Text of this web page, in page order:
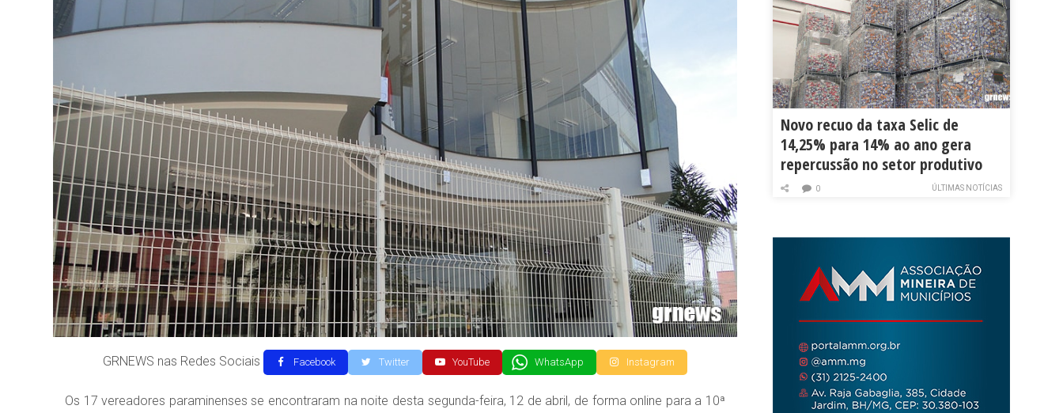
GRNEWS nas Redes Sociais Facebook Twitter YouTube WhatsApp Instagram
Os 17 vereadores paraminenses se encontraram na noite desta segunda-feira, 12 de abril, de forma online para a 10ª
Novo recuo da taxa Selic de
14,25% para 14% ao ano gera
repercussão no setor produtivo
ÚLTIMAS NOTÍCIAS
0